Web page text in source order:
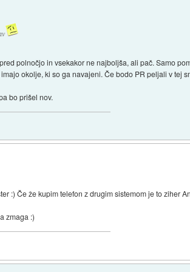
polnočjo in vsekakor ne najboljša, ali pač. Samo
okolje, ki so ga navajeni. Če bodo PR peljali v tej
bo prišel nov.
:) Če že kupim telefon z drugim sistemom je to ziher
zmaga :)